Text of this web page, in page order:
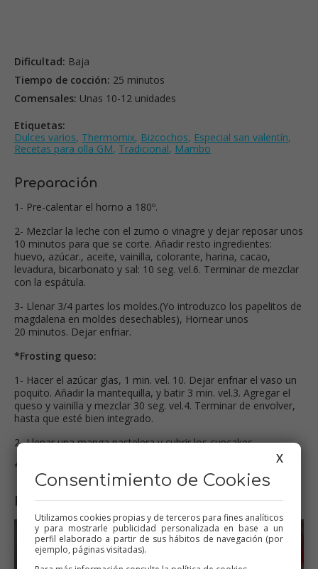
Dificultad: Baja
Tiempo de cocción: 25 minutos
Comensales: Unas 10-12 unidades
Etiquetas:
Dulces varios, Thermomix, Bizcochos, Especial san valentín,
Recetas para olla GM, Tradicional, Mambo
Preparación
1- Pre-calentar el horno a 180º.
2- Mezclar la leche con el zumo o vinagre y dejar reposar unos
10 minutos para que se corte. Añadir resto ingredientes:
huevo, azúcar., aceite, vainilla, colorante, harina, cacao,
levadura, bicarbonato y sal: 10 seg. vel.6. Terminar de mezclar
con la espátula.
3- Llenar 3/4 partes los moldes.(Yo introduzco los papelitos de
magdalena en moldes desechables), Hornear unos
20 minutos. Dejar enfriar.
*Frosting queso:
1- Hacer el azúcar glas, 1 min. vel. 10. Dejar enfriar el vaso un
poquito. Añadir la mantequilla, y batir 3 min. vel.3. Agregar el
queso y vainilla y mezclar 30 seg. vel.4. Terminar de envolver,
hasta que esté bien integrado.
2- Llenar una manga pastelera y cubrir los cupcakes.
*Congelan perfectamente.
Paso a paso
X
Consentimiento de Cookies
Utilizamos cookies propias y de terceros para fines analíticos
y para mostrarle publicidad personalizada en base a un
perfil elaborado a partir de sus hábitos de navegación (por
ejemplo, páginas visitadas).